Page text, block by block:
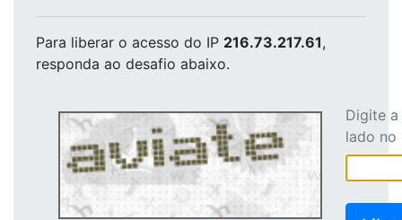
Para liberar o acesso do IP 216.73.217.61,
responda ao desafio abaixo.
Digite
lado no